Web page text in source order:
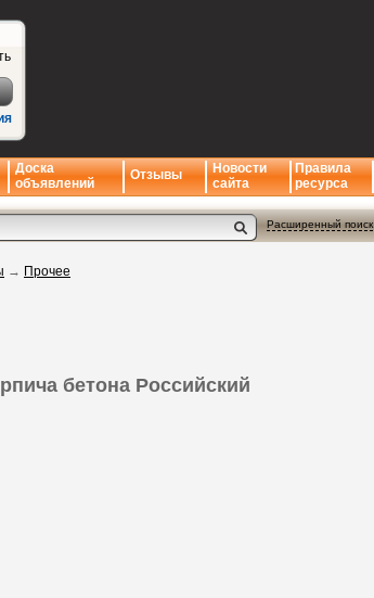
Доска
объявлений
Отзывы
Новости
сайта
Правила
ресурса
Расширенный поиск
→ Прочее
бетона Российский